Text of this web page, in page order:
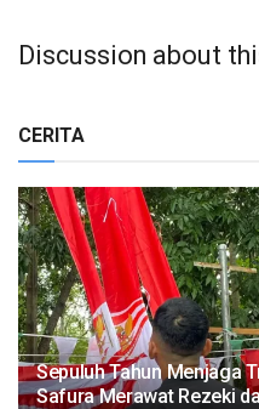
Discussion about
CERITA
Sepuluh Tahun Menjaga
Safura Merawat Rezeki